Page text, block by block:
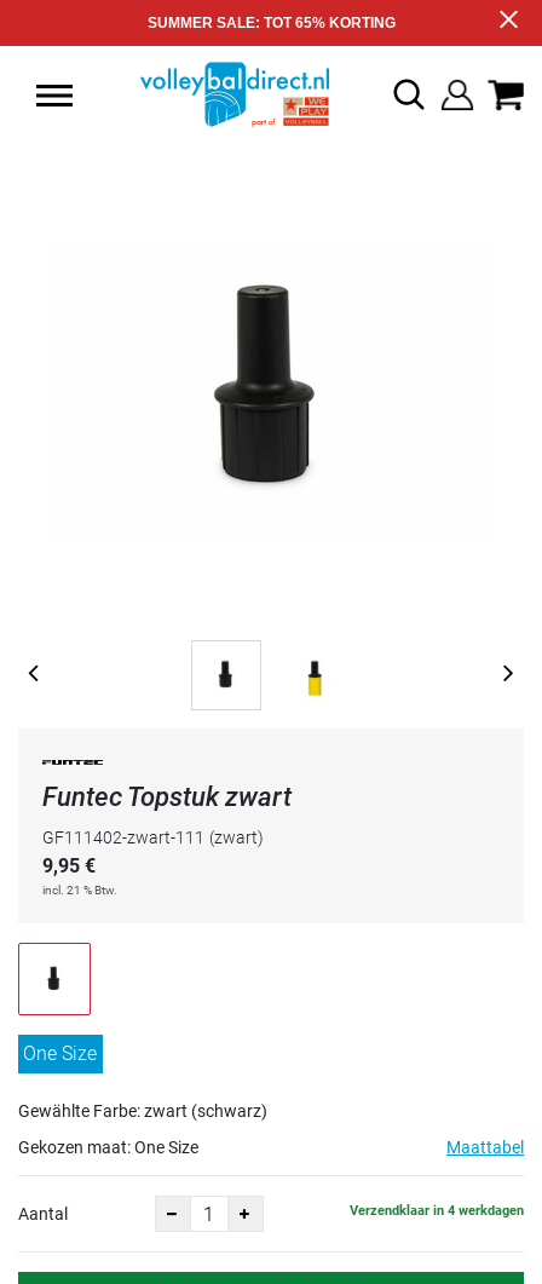
SUMMER SALE: TOT 65% KORTING
Funtec Topstuk zwart
GF111402-zwart-111 (zwart)
9,95 €
incl. 21 % Btw.
One Size
Gewählte Farbe: zwart (schwarz)
Gekozen maat:One Size Maattabel
Aantal Verzendklaar in 4 werkdagen